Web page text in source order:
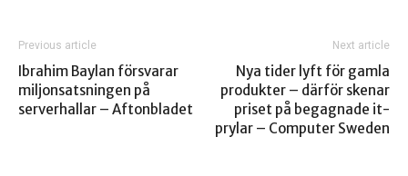
Previous article
Ibrahim Baylan försvarar
miljonsatsningen på
serverhallar – Aftonbladet
Next article
Nya tider lyft för gamla
produkter – därför skenar
priset på begagnade it-
prylar – Computer Sweden